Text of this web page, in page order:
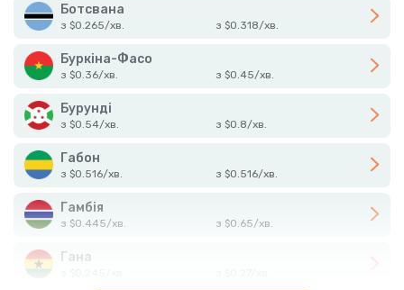
Ботсвана
з $0.265/хв. з $0.318/хв.
Буркіна-Фасо
з $0.36/хв. з $0.45/хв.
Бурунді
з $0.54/хв. з $0.8/хв.
Габон
з $0.516/хв. з $0.516/хв.
Гамбія
з $0.445/хв. з $0.65/хв.
Гана